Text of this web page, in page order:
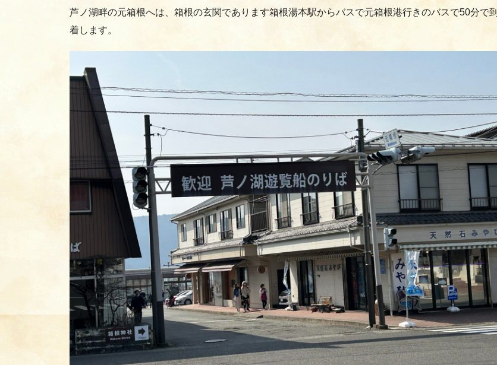
芦ノ湖畔の元箱根へは、箱根の玄関であります箱根湯本駅からバスで元箱根港行きのバスで50分で到
着します。